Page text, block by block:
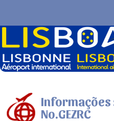
Informações
No.GEZRC